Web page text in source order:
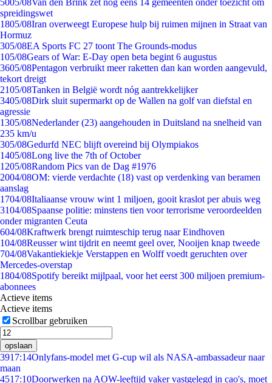
5005/08Van den Brink zet nog eens 14 gemeenten onder toezicht om
spreidingswet
1805/08Iran overweegt Europese hulp bij ruimen mijnen in Straat van
Hormuz
305/08EA Sports FC 27 toont The Grounds-modus
105/08Gears of War: E-Day open beta begint 6 augustus
3605/08Pentagon verbruikt meer raketten dan kan worden aangevuld,
tekort dreigt
2105/08Tanken in België wordt nóg aantrekkelijker
3405/08Dirk sluit supermarkt op de Wallen na golf van diefstal en
agressie
1305/08Nederlander (23) aangehouden in Duitsland na snelheid van
235 km/u
305/08Gedurfd NEC blijft overeind bij Olympiakos
1405/08Long live the 7th of October
1205/08Random Pics van de Dag #1976
2004/08OM: vierde verdachte (18) vast op verdenking van beramen
aanslag
1704/08Italiaanse vrouw wint 1 miljoen, gooit kraslot per abuis weg
3104/08Spaanse politie: minstens tien voor terrorisme veroordeelden
onder migranten Ceuta
604/08Kraftwerk brengt ruimteschip terug naar Eindhoven
104/08Reusser wint tijdrit en neemt geel over, Nooijen knap tweede
704/08Vakantiekiekje Verstappen en Wolff voedt geruchten over
Mercedes-overstap
1804/08Spotify bereikt mijlpaal, voor het eerst 300 miljoen premium-
abonnees
Actieve items
Actieve items
Scrollbar gebruiken
opslaan
3917:14Onlyfans-model met G-cup wil als NASA-ambassadeur naar
maan
4517:10Doorwerken na AOW-leeftijd vaker vastgelegd in cao's, moet